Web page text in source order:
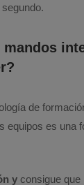
de
equipos es una
y consigue